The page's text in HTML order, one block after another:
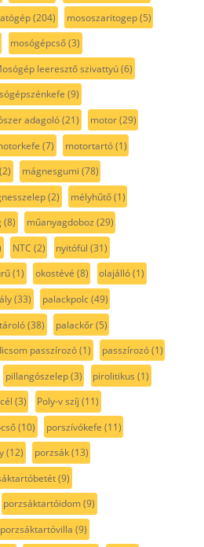
(204) mososzaritogep(5)
mosógépcső(3)
leeresztő szivattyú(6)
(9)
adagoló(21) motor(29)
(7) motortartó(1)
(2) mágnesgumi (78)
(2) mélyhűtő(1)
(8) műanyagdoboz (29)
NTC (2) nyitófül (31)
(1) okostévé (8) olajálló(1)
(33) palackpolc(49)
(38) palackőr(5)
passzírozó(1) passzírozó(1)
pillangószelep(3) pirolitikus (1)
(3) Poly-v szíj (11)
(10) porszívókefe (11)
(12) porzsák(13)
(9)
porzsáktartóidom(9)
porzsáktartóvilla (9)